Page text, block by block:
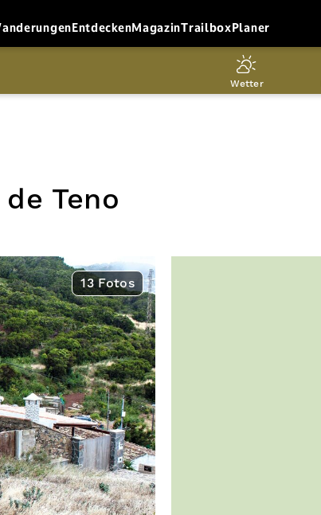
EntdeckenMagazinTrailboxPlaner
Wetter
Teno
13 Fotos